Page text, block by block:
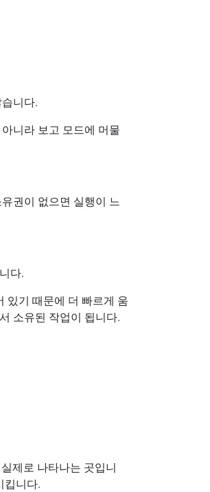
니다.
니라 보고 모드에 머물
권이 없으면 실행이 느
다.
있기 때문에 더 빠르게 움
소유된 작업이 됩니다.
제로 나타나는 곳입니
킵니다.